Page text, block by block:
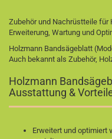
Zubehör und Nachrüstteile für
Erweiterung, Wartung und
Holzmann Bandsägeblatt
Auch bekannt als Zubehör,
Holzmann
Ausstattung &
Erweitert und optimiert